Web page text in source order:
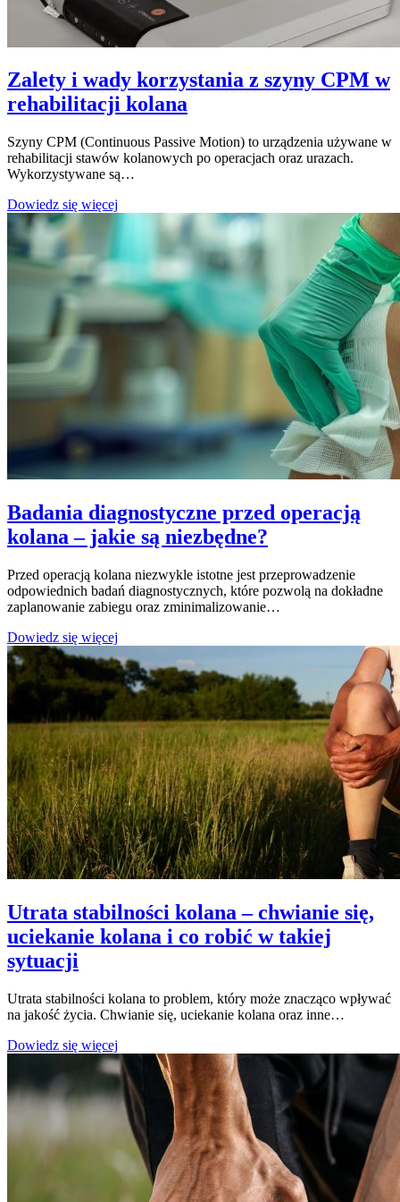
Zalety i wady korzystania z szyny CPM w
rehabilitacji kolana
Szyny CPM (Continuous Passive Motion) to urządzenia używane w
rehabilitacji stawów kolanowych po operacjach oraz urazach.
Wykorzystywane są…
Dowiedz się więcej
z
szyny
CPM
w
rehabilitacji
Badania diagnostyczne przed operacją
kolana – jakie są niezbędne?
Przed operacją kolana niezwykle istotne jest przeprowadzenie
odpowiednich badań diagnostycznych, które pozwolą na dokładne
zaplanowanie zabiegu oraz zminimalizowanie…
Dowiedz się więcej
przed
operacją
kolana
–
jakie
są
niezbędne?
Utrata stabilności kolana – chwianie się,
uciekanie kolana i co robić w takiej
sytuacji
Utrata stabilności kolana to problem, który może znacząco wpływać
na jakość życia. Chwianie się, uciekanie kolana oraz inne…
Dowiedz się więcej
stabilności
kolana
–
chwianie
się,
uciekanie
kolana
i